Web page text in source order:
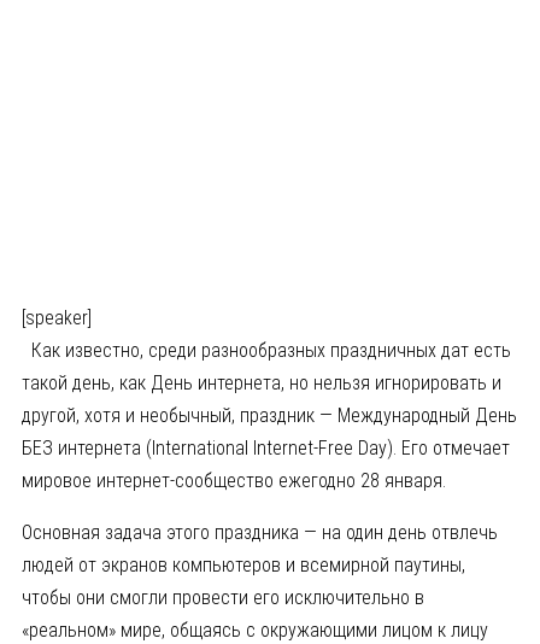
[speaker]
Как известно, среди разнообразных праздничных дат есть
такой день, как День интернета, но нельзя игнорировать и
другой, хотя и необычный, праздник — Международный День
БЕЗ интернета (International Internet-Free Day). Его отмечает
мировое интернет-сообщество ежегодно 28 января.
Основная задача этого праздника — на один день отвлечь
людей от экранов компьютеров и всемирной паутины,
чтобы они смогли провести его исключительно в
«реальном» мире, общаясь с окружающими лицом к лицу